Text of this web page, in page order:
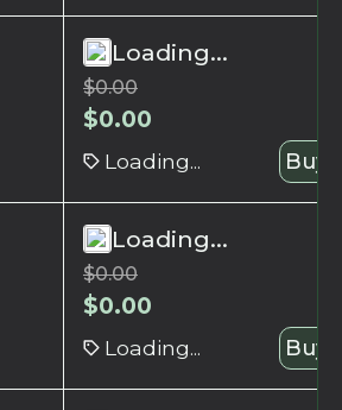
Loading...
$0.00
$0.00
Loading... Buy
Loading...
$0.00
$0.00
Loading... Buy